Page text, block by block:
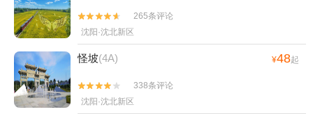


265条评论
沈阳·沈北新区
怪坡(4A) ¥48起


338条评论
沈阳·沈北新区